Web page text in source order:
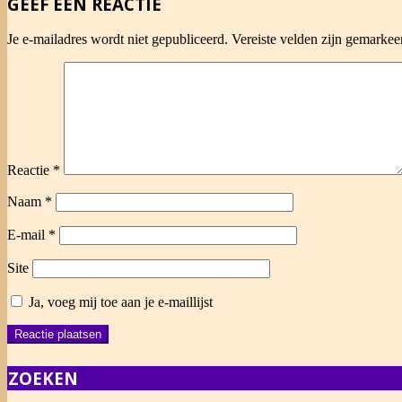
Je e-mailadres wordt niet gepubliceerd. Vereiste velden zijn
Reactie *
Naam *
E-mail *
Site
Ja, voeg mij toe aan je e-maillijst
ZOEKEN